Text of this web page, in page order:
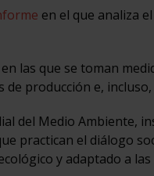
en el que analiza
las que se toman
producción e,
del Medio Ambiente,
practican el diálogo
y adaptado a las